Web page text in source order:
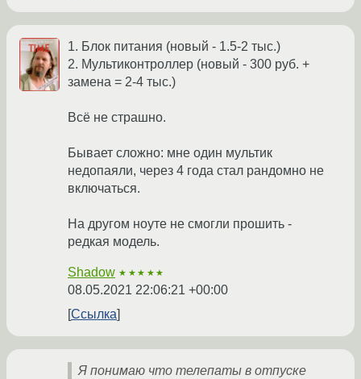
1. Блок питания (новый - 1.5-2 тыс.)
2. Мультиконтроллер (новый - 300 руб. +
замена = 2-4 тыс.)
Всё не страшно.
Бывает сложно: мне один мультик
недопаяли, через 4 года стал рандомно не
включаться.
На другом ноуте не смогли прошить -
редкая модель.
Shadow ★★★★★
08.05.2021 22:06:21 +00:00
Ссылка
Я понимаю что телепаты в отпуске